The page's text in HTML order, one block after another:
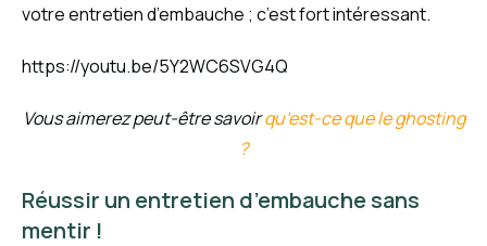
votre entretien d’embauche ; c’est fort intéressant.
https://youtu.be/5Y2WC6SVG4Q
Vous aimerez peut-être savoirqu’est-ce que le ghosting
?
Réussir un entretien d’embauche sans
mentir !